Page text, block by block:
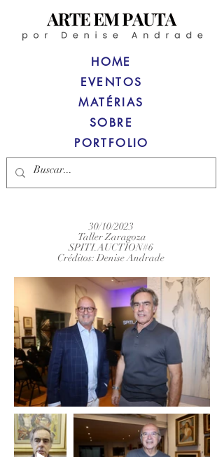
HOME
MATÉRIAS
SOBRE
PORTFOLIO
EVENTOS
30/10/2023
Taller Zaragoza
SPITI.AUCTION#6
Créditos: Denise Andrade